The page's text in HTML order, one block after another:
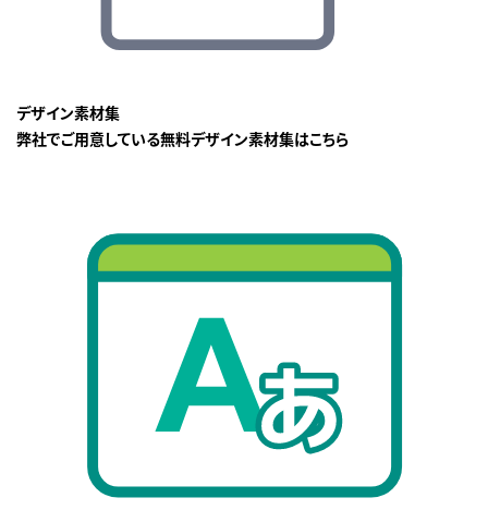
デザイン素材集
弊社でご用意している無料デザイン素材集はこちら